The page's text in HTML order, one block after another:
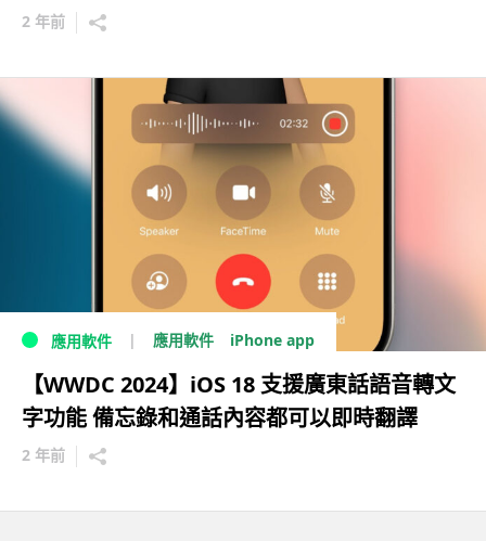
2 年前
應用軟件 應用軟件 iPhone app
【WWDC 2024】iOS 18 支援廣東話語音轉文
字功能 備忘錄和通話內容都可以即時翻譯
2 年前